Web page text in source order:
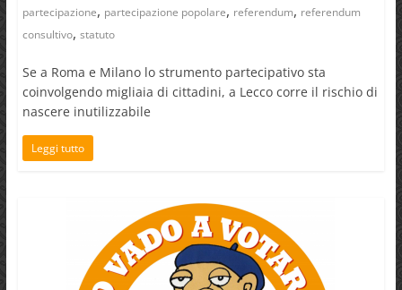
partecipazione, partecipazione popolare, referendum, referendum
consultivo, statuto
Se a Roma e Milano lo strumento partecipativo sta
coinvolgendo migliaia di cittadini, a Lecco corre il rischio di
nascere inutilizzabile
Leggi tutto